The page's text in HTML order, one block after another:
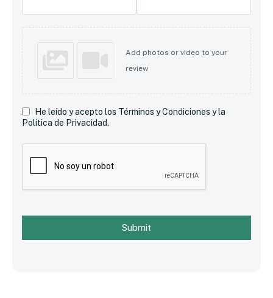
Add photos or video to your
review
He leído y acepto los Términos y Condiciones y la
Política de Privacidad.
Submit